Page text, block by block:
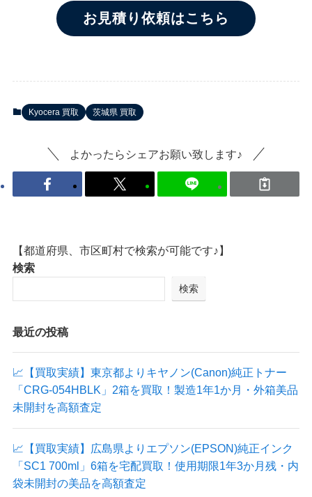
お見積り依頼はこちら
Kyocera 買取 茨城県 買取
よかったらシェアお願い致します♪
【都道府県、市区町村で検索が可能です♪】
検索
検索
最近の投稿
📈【買取実績】東京都よりキヤノン(Canon)純正トナー
「CRG-054HBLK」2箱を買取！製造1年1か月・外箱美品
未開封を高額査定
📈【買取実績】広島県よりエプソン(EPSON)純正インク
「SC1 700ml」6箱を宅配買取！使用期限1年3か月残・内
袋未開封の美品を高額査定